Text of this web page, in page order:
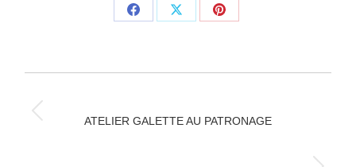
PartagerPartagerPartager
ARTICLE
Article
ATELIER GALETTE AU PATRONAGE